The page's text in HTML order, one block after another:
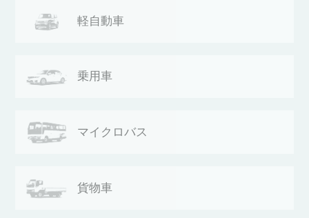
軽自動車
乗用車
マイクロバス
貨物車